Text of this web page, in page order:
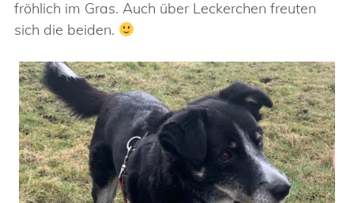
fröhlich im Gras. Auch über Leckerchen freuten
sich die beiden.